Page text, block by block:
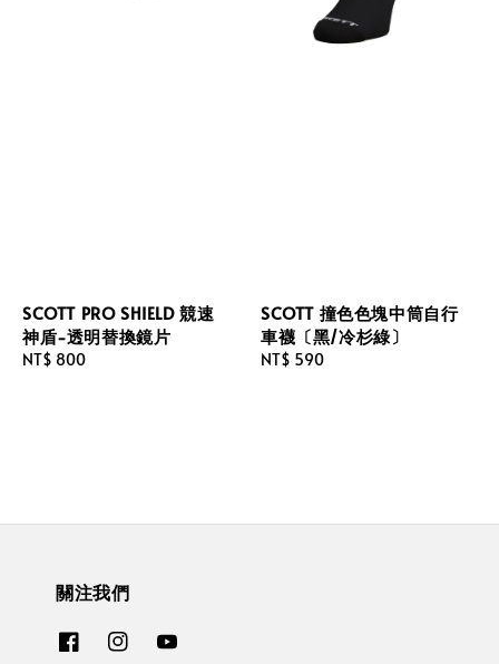
SCOTT PRO SHIELD 競速
神盾-透明替換鏡片
Regular
NT$ 800
SCOTT 撞色色塊中筒自行
車襪〔黑/冷杉綠〕
Regular
NT$ 590
關注我們